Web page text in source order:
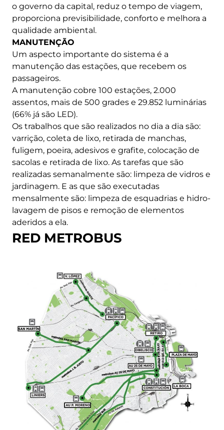
o governo da capital, reduz o tempo de viagem,
proporciona previsibilidade, conforto e melhora a
qualidade ambiental.
MANUTENÇÃO
Um aspecto importante do sistema é a
manutenção das estações, que recebem os
passageiros.
A manutenção cobre 100 estações, 2.000
assentos, mais de 500 grades e 29.852 luminárias
(66% já são LED).
Os trabalhos que são realizados no dia a dia são:
varrição, coleta de lixo, retirada de manchas,
fuligem, poeira, adesivos e grafite, colocação de
sacolas e retirada de lixo. As tarefas que são
realizadas semanalmente são: limpeza de vidros e
jardinagem. E as que são executadas
mensalmente são: limpeza de esquadrias e hidro-
lavagem de pisos e remoção de elementos
aderidos a ela.
RED METROBUS